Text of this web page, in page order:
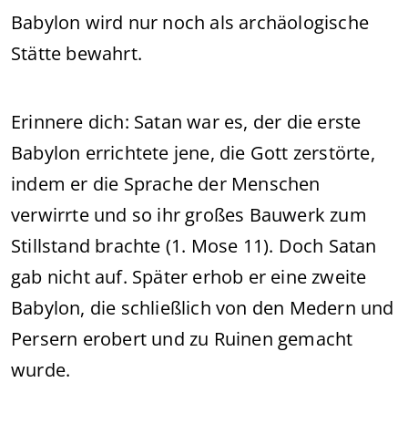
Babylon wird nur noch als archäologische
Stätte bewahrt.
Erinnere dich: Satan war es, der die erste
Babylon errichtete jene, die Gott zerstörte,
indem er die Sprache der Menschen
verwirrte und so ihr großes Bauwerk zum
Stillstand brachte (1. Mose 11). Doch Satan
gab nicht auf. Später erhob er eine zweite
Babylon, die schließlich von den Medern und
Persern erobert und zu Ruinen gemacht
wurde.